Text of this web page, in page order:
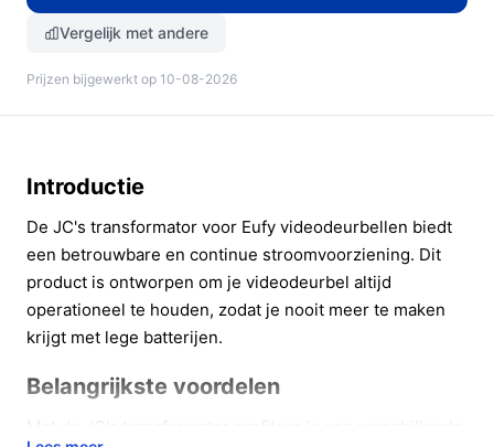
Vergelijk met andere
Prijzen bijgewerkt op 10-08-2026
Introductie
De JC's transformator voor Eufy videodeurbellen biedt
een betrouwbare en continue stroomvoorziening. Dit
product is ontworpen om je videodeurbel altijd
operationeel te houden, zodat je nooit meer te maken
krijgt met lege batterijen.
Belangrijkste voordelen